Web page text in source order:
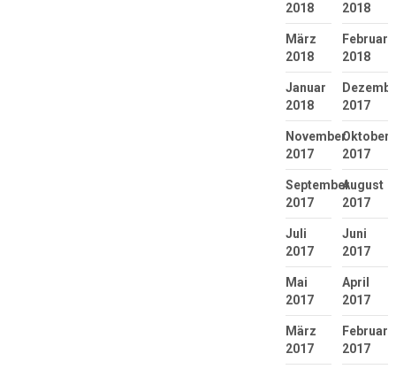
2018
2018
März
2018
Februar
2018
Januar
2018
2017
November
2017
Oktober
2017
September
2017
August
2017
Juli
2017
Juni
2017
Mai
2017
April
2017
März
2017
Februar
2017